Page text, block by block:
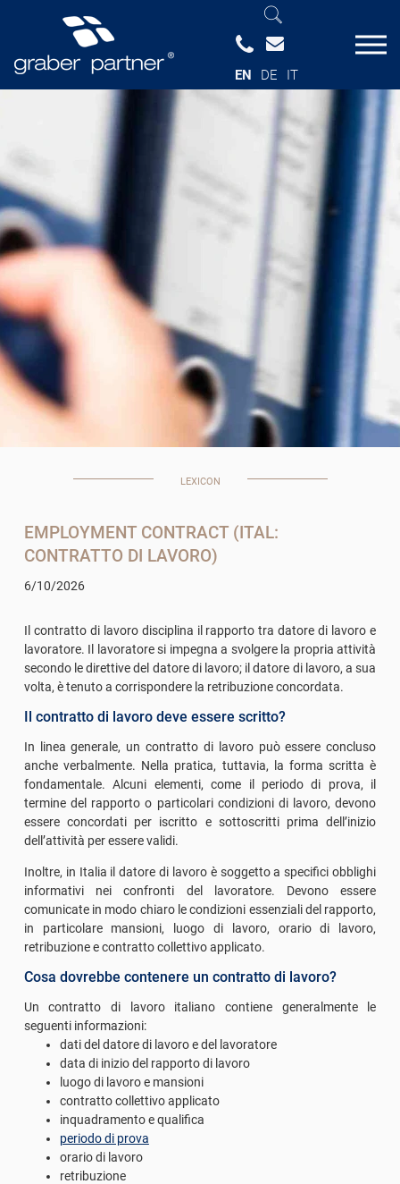
EN DE IT
LEXICON
EMPLOYMENT CONTRACT (ITAL:
CONTRATTO DI LAVORO)
6/10/2026
Il contratto di lavoro disciplina il rapporto tra datore di lavoro e
lavoratore. Il lavoratore si impegna a svolgere la propria attività
secondo le direttive del datore di lavoro; il datore di lavoro, a sua
volta, è tenuto a corrispondere la retribuzione concordata.
Il contratto di lavoro deve essere scritto?
In linea generale, un contratto di lavoro può essere concluso
anche verbalmente. Nella pratica, tuttavia, la forma scritta è
fondamentale. Alcuni elementi, come il periodo di prova, il
termine del rapporto o particolari condizioni di lavoro, devono
essere concordati per iscritto e sottoscritti prima dell’inizio
dell’attività per essere validi.
Inoltre, in Italia il datore di lavoro è soggetto a specifici obblighi
informativi nei confronti del lavoratore. Devono essere
comunicate in modo chiaro le condizioni essenziali del rapporto,
in particolare mansioni, luogo di lavoro, orario di lavoro,
retribuzione e contratto collettivo applicato.
Cosa dovrebbe contenere un contratto di lavoro?
Un contratto di lavoro italiano contiene generalmente le
seguenti informazioni:
dati del datore di lavoro e del lavoratore
data di inizio del rapporto di lavoro
luogo di lavoro e mansioni
contratto collettivo applicato
inquadramento e qualifica
periodo di prova
orario di lavoro
retribuzione